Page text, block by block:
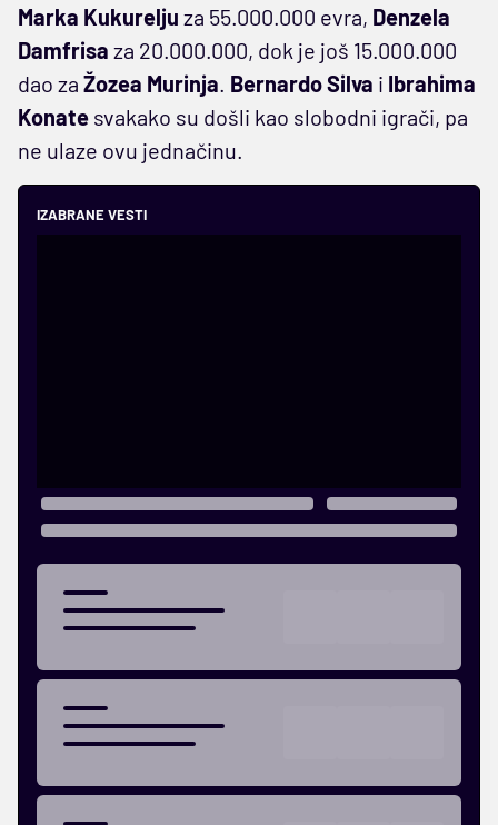
Marka Kukurelju za 55.000.000 evra, Denzela
Damfrisa za 20.000.000, dok je još 15.000.000
dao za Žozea Murinja. Bernardo Silva i Ibrahima
Konate svakako su došli kao slobodni igrači, pa
ne ulaze ovu jednačinu.
IZABRANE VESTI